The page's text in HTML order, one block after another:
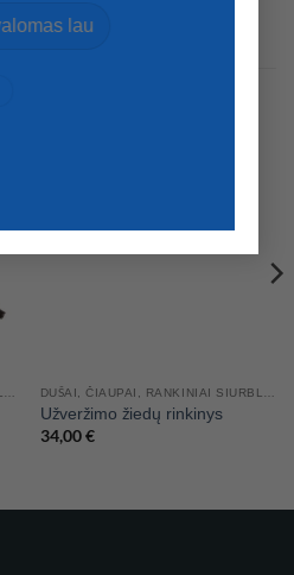
Užveržimo žiedų rinkinys
34,00€